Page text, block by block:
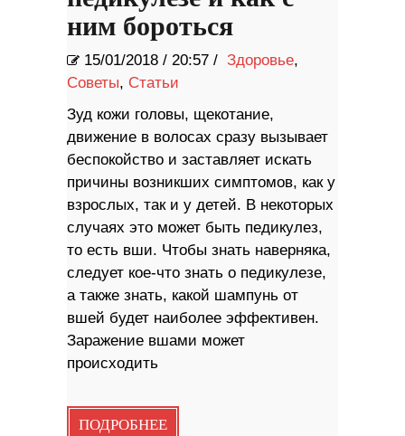
ним бороться
15/01/2018 / 20:57 / Здоровье,
Советы, Статьи
Зуд кожи головы, щекотание,
движение в волосах сразу вызывает
беспокойство и заставляет искать
причины возникших симптомов, как у
взрослых, так и у детей. В некоторых
случаях это может быть педикулез,
то есть вши. Чтобы знать наверняка,
следует кое-что знать о педикулезе,
а также знать, какой шампунь от
вшей будет наиболее эффективен.
Заражение вшами может
происходить
ПОДРОБНЕЕ